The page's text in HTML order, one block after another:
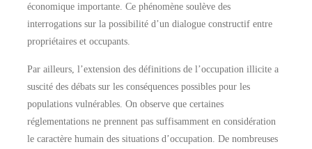
économique importante. Ce phénomène soulève des
interrogations sur la possibilité d’un dialogue constructif entre
propriétaires et occupants.
Par ailleurs, l’extension des définitions de l’occupation illicite a
suscité des débats sur les conséquences possibles pour les
populations vulnérables. On observe que certaines
réglementations ne prennent pas suffisamment en considération
le caractère humain des situations d’occupation. De nombreuses